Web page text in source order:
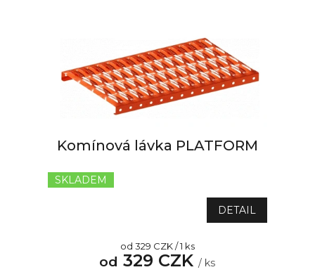
Komínová lávka PLATFORM
hodnocení
z
5
SKLADEM
od 329 CZK/ ks
Měrná
cena:
od 329 CZK / 1 ks
DETAIL